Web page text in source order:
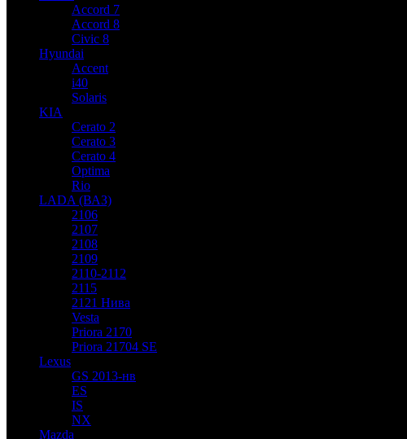
Accord 7
Accord 8
Civic 8
Hyundai
Accent
i40
Solaris
KIA
Cerato 2
Cerato 3
Cerato 4
Optima
Rio
LADA (ВАЗ)
2106
2107
2108
2109
2110-2112
2115
2121 Нива
Vesta
Priora 2170
Priora 21704 SE
Lexus
GS 2013-нв
ES
IS
NX
Mazda